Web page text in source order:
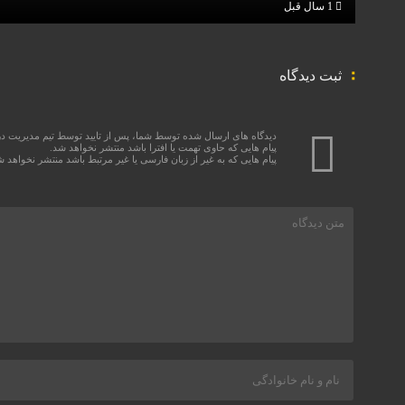
ثبت دیدگاه
دیدگاه های ارسال شده توسط شما، پس از تایید توسط تیم مدیریت
پیام هایی که حاوی تهمت یا افترا باشد منتشر نخواهد شد.
پیام هایی که به غیر از زبان فارسی یا غیر مرتبط باشد منتشر نخواهد